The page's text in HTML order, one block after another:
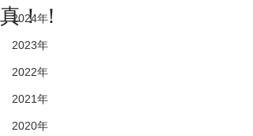
2024年
2023年
2022年
2021年
2020年
真！！